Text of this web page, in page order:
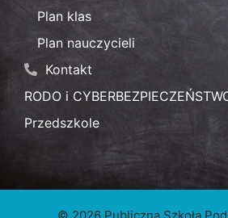
Plan klas
Plan nauczycieli
Kontakt
RODO i
Przedszkole